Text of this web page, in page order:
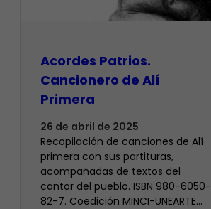
Acordes Patrios.
Cancionero de Alí
Primera
26 de abril de 2025
Recopilación de canciones de Alí
primera con sus partituras,
acompañadas de textos del
cantor del pueblo. ISBN 980-6050-
82-7. Coedición MINCI-UNEARTE…